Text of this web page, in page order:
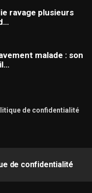
ravage plusieurs
malade : son
de confidentialité
de confidentialité